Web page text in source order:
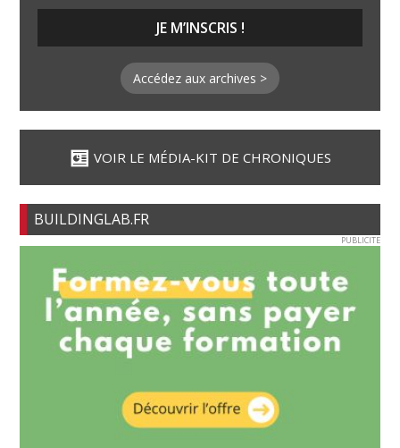
Accédez aux archives >
VOIR LE MÉDIA-KIT DE CHRONIQUES
BUILDINGLAB.FR
PUBLICITE